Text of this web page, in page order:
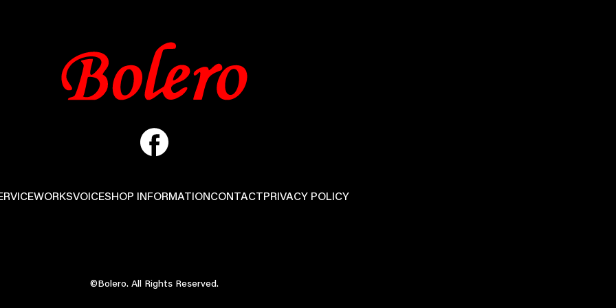
WORKSVOICESHOP INFORMATIONCONTACTPRIVACY POLICY
©Bolero. All Rights Reserved.